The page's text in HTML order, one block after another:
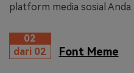
platform media sosial Anda.
02
dari 02
Font Meme